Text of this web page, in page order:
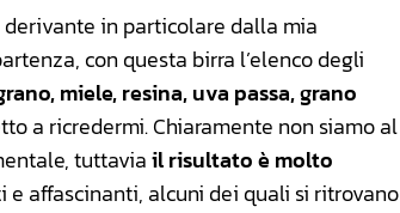
derivante in particolare dalla mia
con questa birra l’elenco degli
miele, resina, uva passa, grano
a ricredermi. Chiaramente non siamo al
tuttaviail risultato è molto
affascinanti, alcuni dei quali si ritrovano